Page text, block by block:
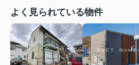
よく見られている物件